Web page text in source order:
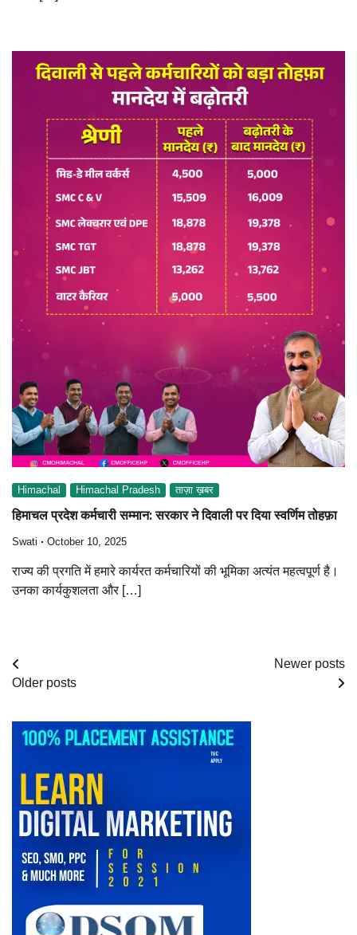
Himachal Himachal Pradesh ताज़ा ख़बर
हिमाचल प्रदेश कर्मचारी सम्मान: सरकार ने दिवाली पर दिया स्वर्णिम तोहफ़ा
Swati October 10, 2025
राज्य की प्रगति में हमारे कार्यरत कर्मचारियों की भूमिका अत्यंत महत्वपूर्ण है।
उनका कार्यकुशलता और […]
Posts
navigation
Older posts
Newer posts